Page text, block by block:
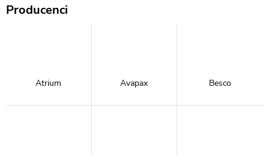
Producenci
Atrium Avapax Besco